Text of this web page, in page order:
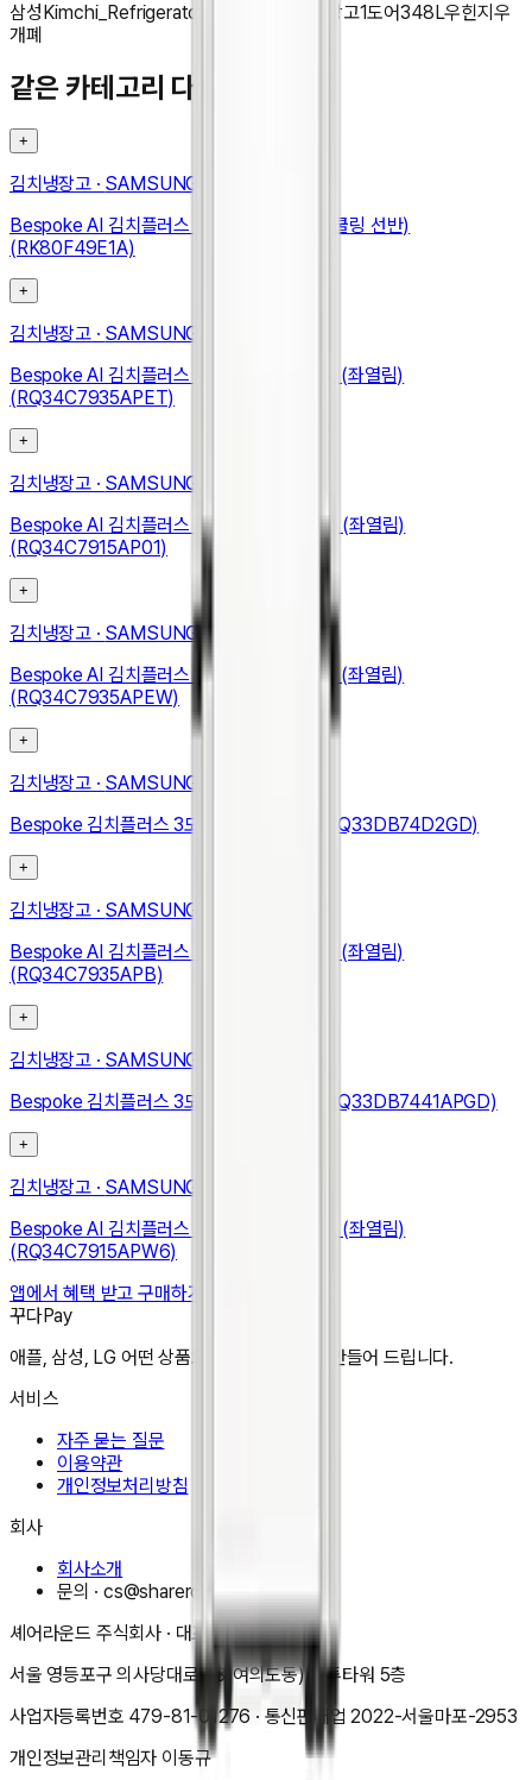
삼성 Kimchi_Refrigerator 김치냉장고1도어348L우힌지 우
개폐
같은 카테고리 다른 기기
+
김치냉장고 · SAMSUNG
Bespoke AI 김치플러스 4도어 490L (메탈쿨링 선반)
(RK80F49E1A)
+
김치냉장고 · SAMSUNG
Bespoke AI 김치플러스 1도어 키친핏 347L (좌열림)
(RQ34C7935APET)
+
김치냉장고 · SAMSUNG
Bespoke AI 김치플러스 1도어 키친핏 348L (좌열림)
(RQ34C7915AP01)
+
김치냉장고 · SAMSUNG
Bespoke AI 김치플러스 1도어 키친핏 347L (좌열림)
(RQ34C7935APEW)
+
김치냉장고 · SAMSUNG
Bespoke 김치플러스 3도어 키친핏 313L (RQ33DB74D2GD)
+
김치냉장고 · SAMSUNG
Bespoke AI 김치플러스 1도어 키친핏 347L (좌열림)
(RQ34C7935APB)
+
김치냉장고 · SAMSUNG
Bespoke 김치플러스 3도어 키친핏 313L (RQ33DB7441APGD)
+
김치냉장고 · SAMSUNG
Bespoke AI 김치플러스 1도어 키친핏 348L (좌열림)
(RQ34C7915APW6)
앱에서 혜택 받고 구매하기
꾸다Pay
애플, 삼성, LG 어떤 상품도 한달 3만원으로 만들어 드립니다.
서비스
자주 묻는 질문
이용약관
개인정보처리방침
회사
회사소개
문의 ·cs@shareround.co.kr
셰어라운드 주식회사 · 대표이동규
서울 영등포구 의사당대로 83(여의도동) 오투타워 5층
사업자등록번호 479-81-01276 · 통신판매업2022-서울마포-2953
개인정보관리책임자 이동규